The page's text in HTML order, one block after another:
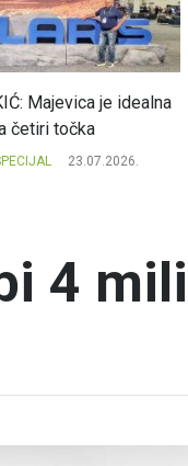
Majevica je idealna
četiri točka
23.07.2026.
4